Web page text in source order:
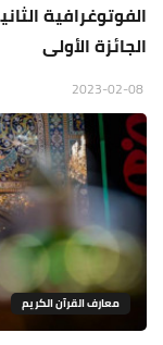
الفوتوغرافية
الجائزة الأولى
معارف القرآن الكريم